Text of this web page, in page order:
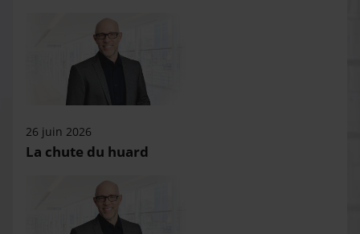
26 juin 2026
La chute du huard